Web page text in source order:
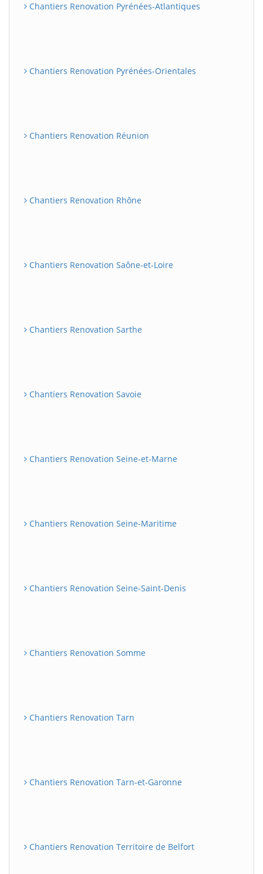
Chantiers Renovation Pyrénées-Atlantiques
Chantiers Renovation Pyrénées-Orientales
Chantiers Renovation Réunion
Chantiers Renovation Rhône
Chantiers Renovation Saône-et-Loire
Chantiers Renovation Sarthe
Chantiers Renovation Savoie
Chantiers Renovation Seine-et-Marne
Chantiers Renovation Seine-Maritime
Chantiers Renovation Seine-Saint-Denis
Chantiers Renovation Somme
Chantiers Renovation Tarn
Chantiers Renovation Tarn-et-Garonne
Chantiers Renovation Territoire de Belfort